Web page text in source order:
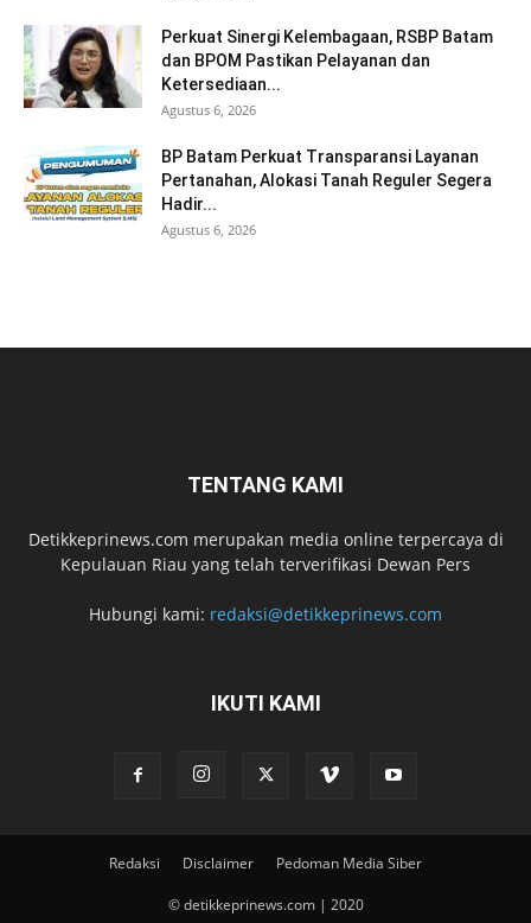
Perkuat Sinergi Kelembagaan, RSBP Batam
dan BPOM Pastikan Pelayanan dan
Ketersediaan...
Agustus 6, 2026
BP Batam Perkuat Transparansi Layanan
Pertanahan, Alokasi Tanah Reguler Segera
Hadir...
Agustus 6, 2026
TENTANG KAMI
Detikkeprinews.com merupakan media online terpercaya di
Kepulauan Riau yang telah terverifikasi Dewan Pers
Hubungi kami: redaksi@detikkeprinews.com
IKUTI KAMI
Redaksi Disclaimer Pedoman Media Siber
© detikkeprinews.com | 2020